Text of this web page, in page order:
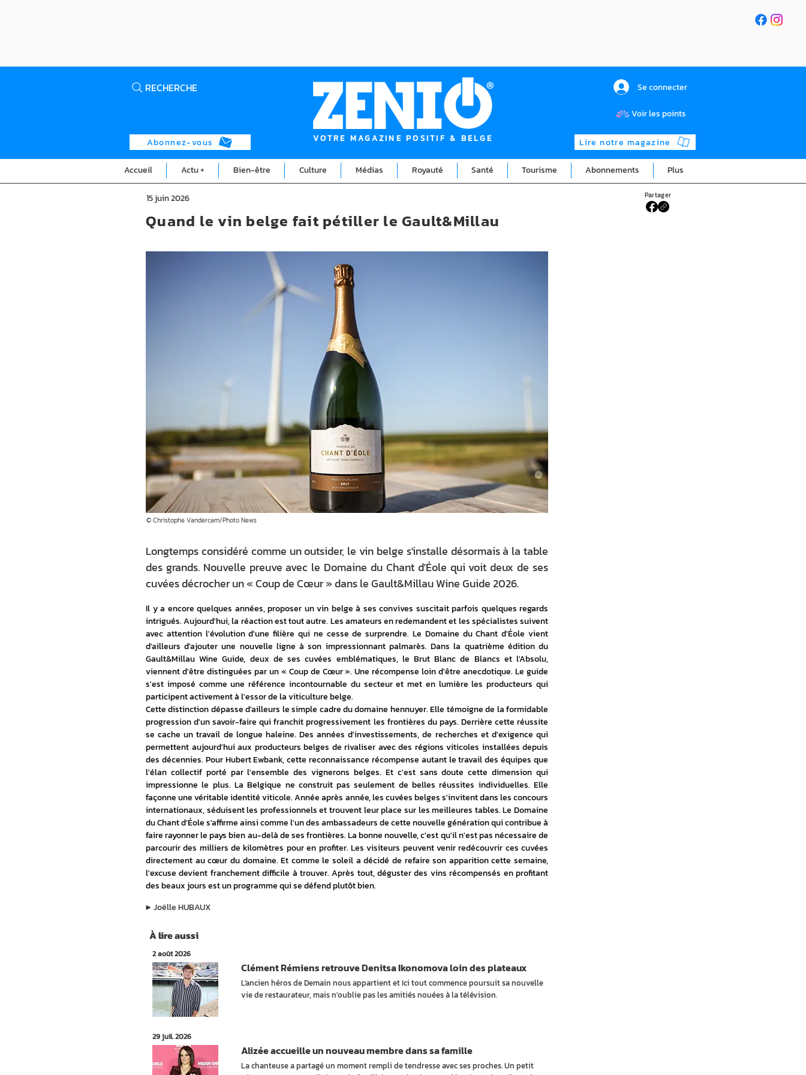
RECHERCHE
Abonnez-vous VOTRE MAGAZINE POSITIF & BELGE
Se connecter
Voir les points
Lire notre magazine
Accueil Actu + Bien-être Culture Médias Royauté Santé Tourisme Abonnements Plus
15 juin 2026 Partager
© Christophe Vandercam/Photo News
Longtemps considéré comme un outsider, le vin belge s'installe désormais à la table
des grands. Nouvelle preuve avec le Domaine du Chant d'Éole qui voit deux de ses
cuvées décrocher un « Coup de Cœur » dans le Gault&Millau Wine Guide 2026.
Il y a encore quelques années, proposer un vin belge à ses convives suscitait parfois quelques regards
intrigués. Aujourd'hui, la réaction est tout autre. Les amateurs en redemandent et les spécialistes suivent
avec attention l'évolution d'une filière qui ne cesse de surprendre. Le Domaine du Chant d'Éole vient
d'ailleurs d'ajouter une nouvelle ligne à son impressionnant palmarès. Dans la quatrième édition du
Gault&Millau Wine Guide, deux de ses cuvées emblématiques, le Brut Blanc de Blancs et l'Absolu,
viennent d'être distinguées par un « Coup de Cœur ». Une récompense loin d'être anecdotique. Le guide
s'est imposé comme une référence incontournable du secteur et met en lumière les producteurs qui
participent activement à l'essor de la viticulture belge.
Cette distinction dépasse d'ailleurs le simple cadre du domaine hennuyer. Elle témoigne de la formidable
progression d'un savoir-faire qui franchit progressivement les frontières du pays. Derrière cette réussite
se cache un travail de longue haleine. Des années d'investissements, de recherches et d'exigence qui
permettent aujourd'hui aux producteurs belges de rivaliser avec des régions viticoles installées depuis
des décennies. Pour Hubert Ewbank, cette reconnaissance récompense autant le travail des équipes que
l'élan collectif porté par l'ensemble des vignerons belges. Et c'est sans doute cette dimension qui
impressionne le plus. La Belgique ne construit pas seulement de belles réussites individuelles. Elle
façonne une véritable identité viticole. Année après année, les cuvées belges s'invitent dans les concours
internationaux, séduisent les professionnels et trouvent leur place sur les meilleures tables. Le Domaine
du Chant d'Éole s'affirme ainsi comme l'un des ambassadeurs de cette nouvelle génération qui contribue à
faire rayonner le pays bien au-delà de ses frontières. La bonne nouvelle, c'est qu'il n'est pas nécessaire de
parcourir des milliers de kilomètres pour en profiter. Les visiteurs peuvent venir redécouvrir ces cuvées
directement au cœur du domaine. Et comme le soleil a décidé de refaire son apparition cette semaine,
l'excuse devient franchement difficile à trouver. Après tout, déguster des vins récompensés en profitant
des beaux jours est un programme qui se défend plutôt bien.
Joëlle HUBAUX
▶︎
Quand le vin belge fait pétiller le Gault&Millau
À lire aussi
2 août 2026
L'ancien héros de Demain nous appartient et Ici tout commence poursuit sa nouvelle
vie de restaurateur, mais n'oublie pas les amitiés nouées à la télévision.
Clément Rémiens retrouve Denitsa Ikonomova loin des plateaux
29 juil. 2026
La chanteuse a partagé un moment rempli de tendresse avec ses proches. Un petit
Alizée accueille un nouveau membre dans sa famille